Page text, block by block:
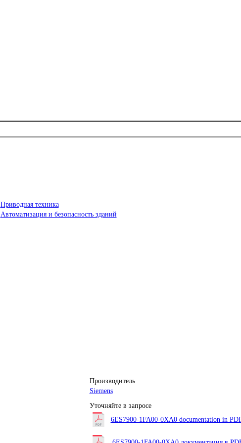
Приводная техника
Автоматизация и безопасность зданий
Производитель
Siemens
Уточняйте в запросе
6ES7900-1FA00-0XA0 documentation in